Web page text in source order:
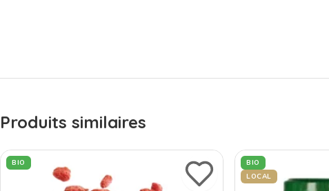
Produits similaires
BIO
BIO
LOCAL